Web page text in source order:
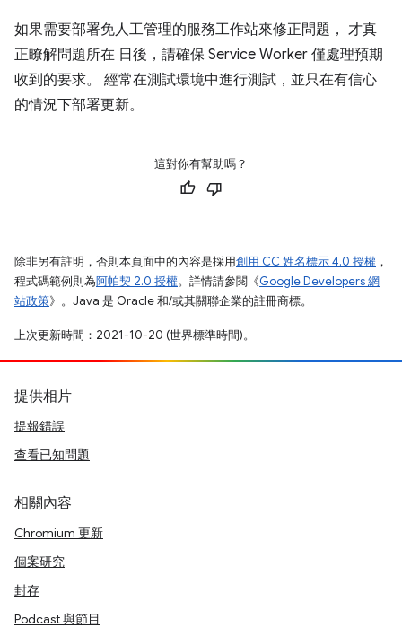
如果需要部署免人工管理的服務工作站來修正問題， 才真
正瞭解問題所在 日後，請確保 Service Worker 僅處理預期
收到的要求。 經常在測試環境中進行測試，並只在有信心
的情況下部署更新。
這對你有幫助嗎？
除非另有註明，否則本頁面中的內容是採用創用 CC 姓名標示 4.0 授權 ，
程式碼範例則為阿帕契 2.0 授權。詳情請參閱《Google Developers 網
站政策》。Java 是 Oracle 和/或其關聯企業的註冊商標。
上次更新時間：2021-10-20 (世界標準時間)。
提供相片
提報錯誤
查看已知問題
相關內容
Chromium 更新
個案研究
封存
Podcast 與節目